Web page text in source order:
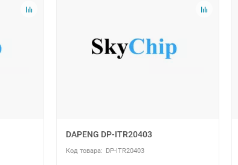
DAPENG DP-ITR20403
DP-ITR20403